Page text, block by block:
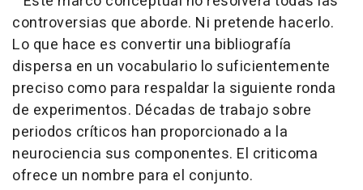
controversias que aborde. Ni pretende hacerlo.
Lo que hace es convertir una bibliografía
dispersa en un vocabulario lo suficientemente
preciso como para respaldar la siguiente ronda
de experimentos. Décadas de trabajo sobre
periodos críticos han proporcionado a la
neurociencia sus componentes. El criticoma
ofrece un nombre para el conjunto.